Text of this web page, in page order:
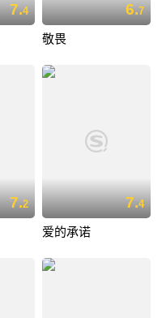
7.4 6.7
敬畏
7.2 7.4
爱的承诺